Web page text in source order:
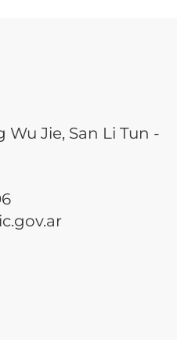
Wu Jie, San Li Tun -